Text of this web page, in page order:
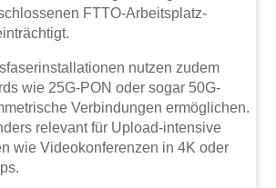
FTTO-Arbeitsplatz-
nutzen zudem
wie 25G-PON oder sogar 50G-
Verbindungen ermöglichen.
relevant für Upload-intensive
wie Videokonferenzen in 4K oder